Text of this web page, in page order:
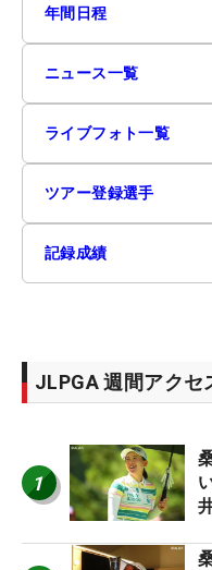
年間日程
ニュース一覧
ライブフォト一覧
ツアー登録選手
記録成績
JLPGA 週間アクセ
1